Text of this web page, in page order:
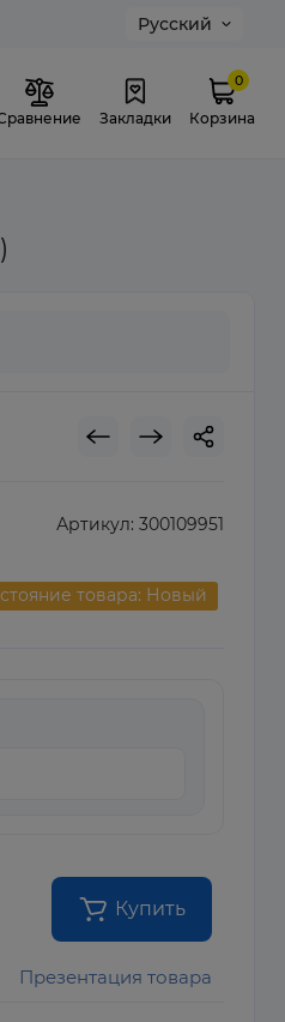
Русский
Закладки
0
Корзина
Артикул: 300109951
товара: Новый
Купить
Презентация товара